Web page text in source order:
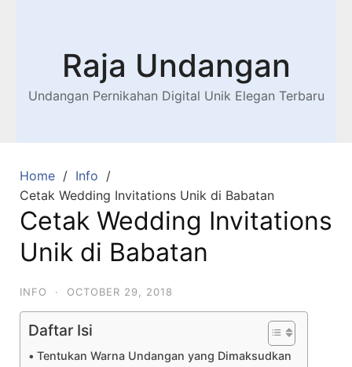
Raja Undangan
Undangan Pernikahan Digital Unik Elegan Terbaru
Home
Info
Cetak Wedding Invitations Unik di Babatan
Cetak Wedding Invitations
Unik di Babatan
INFO · OCTOBER 29, 2018
Daftar Isi
Tentukan Warna Undangan yang Dimaksudkan